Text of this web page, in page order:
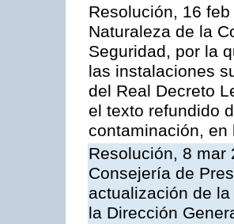
Resolución, 16
Naturaleza de la
Seguridad, por la
las instalaciones
del Real Decreto
el texto refundido
contaminación, en
Resolución, 8 mar
Consejería de
actualización de
la Dirección